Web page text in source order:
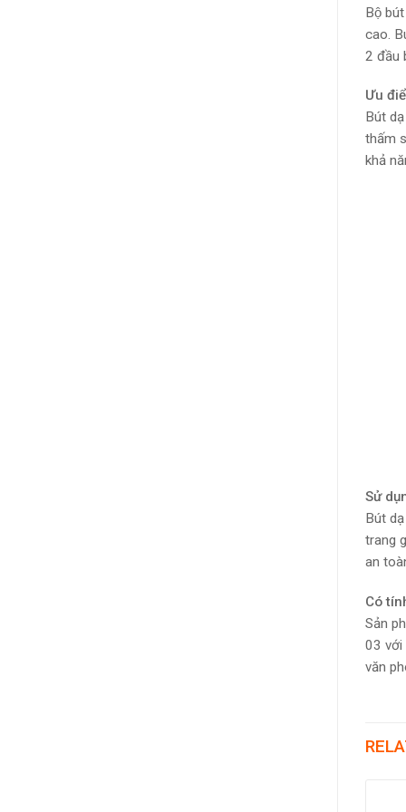
Bộ
cao.
2 đầu
Ưu
Bút
thấm
khả
Sử
Bút
trang
an
Có
Sản
03 với
văn